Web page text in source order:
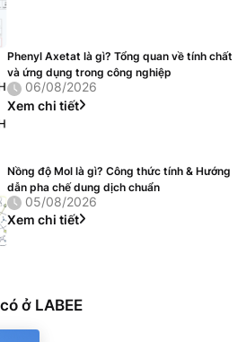
Phenyl Axetat là gì? Tổng quan về tính chất
và ứng dụng trong công nghiệp
06/08/2026
Xem chi tiết
Nồng độ Mol là gì? Công thức tính & Hướng
dẫn pha chế dung dịch chuẩn
05/08/2026
Xem chi tiết
ở LABEE